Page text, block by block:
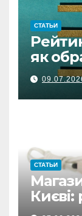
СТАТЬИ
як
СТАТЬИ